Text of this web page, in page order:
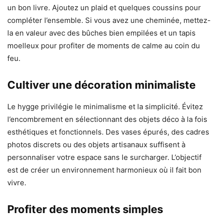
un bon livre. Ajoutez un plaid et quelques coussins pour
compléter l’ensemble. Si vous avez une cheminée, mettez-
la en valeur avec des bûches bien empilées et un tapis
moelleux pour profiter de moments de calme au coin du
feu.
Cultiver une décoration minimaliste
Le hygge privilégie le minimalisme et la simplicité. Évitez
l’encombrement en sélectionnant des objets déco à la fois
esthétiques et fonctionnels. Des vases épurés, des cadres
photos discrets ou des objets artisanaux suffisent à
personnaliser votre espace sans le surcharger. L’objectif
est de créer un environnement harmonieux où il fait bon
vivre.
Profiter des moments simples